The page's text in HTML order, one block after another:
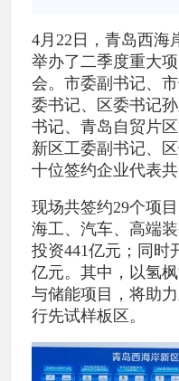
4月22日，青岛西海
举办了二季度重大
会。市委副书记、
委书记、区委书记
书记、青岛自贸片
新区工委副书记、
十位签约企业代表
现场共签约29个项
海工、汽车、高端
投资441亿元；同时
亿元。其中，以氢
与储能项目，将助
行先试样板区。